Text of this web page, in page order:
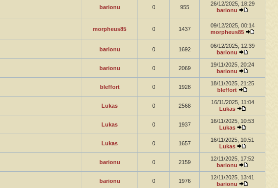
barionu 0 955
26/12/2025, 18:29
barionu
morpheus85 0 1437
09/12/2025, 00:14
morpheus85
barionu 0 1692
06/12/2025, 12:39
barionu
barionu 0 2069
19/11/2025, 20:24
barionu
bleffort 0 1928
18/11/2025, 21:25
bleffort
Lukas 0 2568
16/11/2025, 11:04
Lukas
Lukas 0 1937
16/11/2025, 10:53
Lukas
Lukas 0 1657
16/11/2025, 10:51
Lukas
barionu 0 2159
12/11/2025, 17:52
barionu
barionu 0 1976
12/11/2025, 13:41
barionu